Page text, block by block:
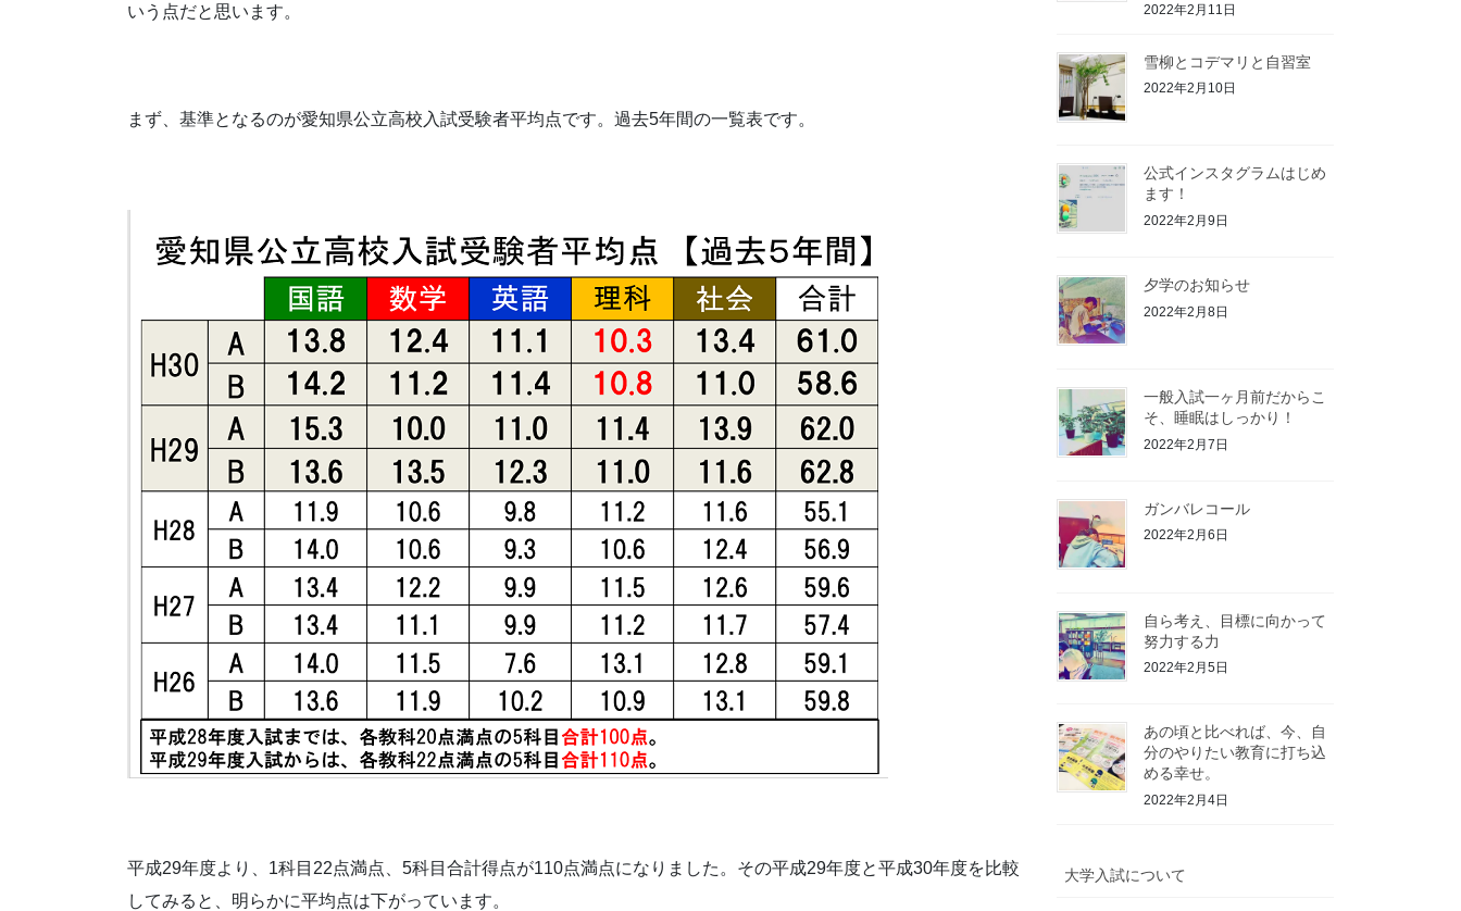
いう点だと思います。
まず、基準となるのが愛知県公立高校入試受験者平均点です。過去5年間の一覧表です。
平成29年度より、1科目22点満点、5科目合計得点が110点満点になりました。その平成29年度と平成30年度を比較
してみると、明らかに平均点は下がっています。
2022年2月11日
雪柳とコデマリと自習室
2022年2月10日
公式インスタグラムはじめ
ます！
2022年2月9日
夕学のお知らせ
2022年2月8日
一般入試一ヶ月前だからこ
そ、睡眠はしっかり！
2022年2月7日
ガンバレコール
2022年2月6日
自ら考え、目標に向かって
努力する力
2022年2月5日
あの頃と比べれば、今、自
分のやりたい教育に打ち込
める幸せ。
2022年2月4日
大学入試について